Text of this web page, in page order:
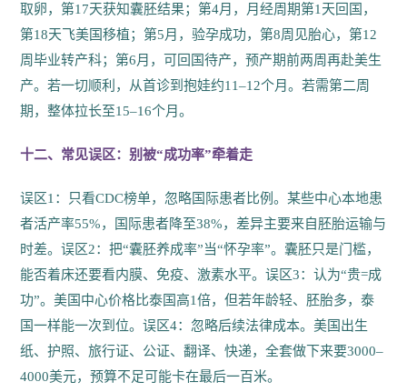
取卵，第17天获知囊胚结果；第4月，月经周期第1天回国，
第18天飞美国移植；第5月，验孕成功，第8周见胎心，第12
周毕业转产科；第6月，可回国待产，预产期前两周再赴美生
产。若一切顺利，从首诊到抱娃约11–12个月。若需第二周
期，整体拉长至15–16个月。
十二、常见误区：别被“成功率”牵着走
误区1：只看CDC榜单，忽略国际患者比例。某些中心本地患
者活产率55%，国际患者降至38%，差异主要来自胚胎运输与
时差。误区2：把“囊胚养成率”当“怀孕率”。囊胚只是门槛，
能否着床还要看内膜、免疫、激素水平。误区3：认为“贵=成
功”。美国中心价格比泰国高1倍，但若年龄轻、胚胎多，泰
国一样能一次到位。误区4：忽略后续法律成本。美国出生
纸、护照、旅行证、公证、翻译、快递，全套做下来要3000–
4000美元，预算不足可能卡在最后一百米。